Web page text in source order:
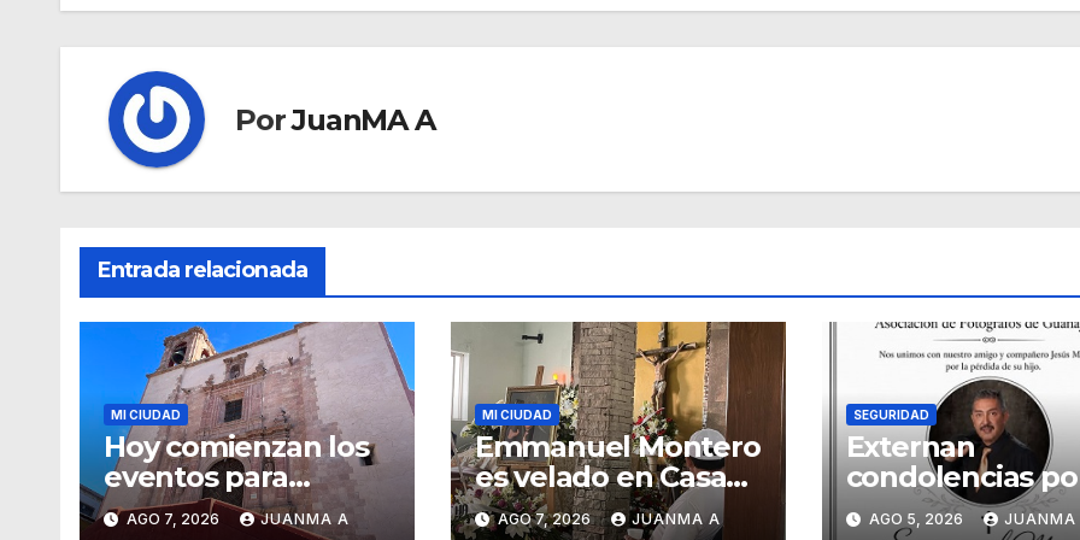
PorJuanMA A
Entrada relacionada
MI CIUDAD
Hoy comienzan los
eventos para
conmemorar 300
AGO 7, 2026 JUANMA A
MI CIUDAD
Emmanuel Montero
es velado en Casa
funeraria Forasté
AGO 7, 2026 JUANMA A
SEGURIDAD
Externan
condolencias
deceso del
AGO 5, 2026 JUANMA